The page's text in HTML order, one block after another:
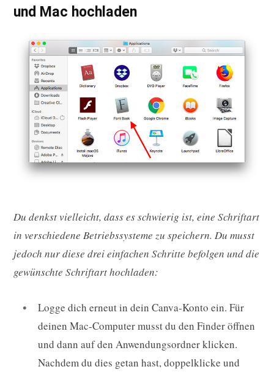
und Mac hochladen
Du denkst vielleicht, dass es schwierig ist, eine Schriftart
in verschiedene Betriebssysteme zu speichern. Du musst
jedoch nur diese drei einfachen Schritte befolgen und die
gewünschte Schriftart hochladen:
Logge dich erneut in dein Canva-Konto ein. Für
deinen Mac-Computer musst du den Finder öffnen
und dann auf den Anwendungsordner klicken.
Nachdem du dies getan hast, doppelklicke und